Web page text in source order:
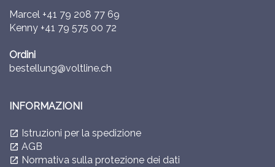
Marcel +41 79 208 77 69
Kenny +41 79 575 00 72
Ordini
bestellung@voltline.ch
INFORMAZIONI
launch Istruzioni per la spedizione
launch AGB
launch Normativa sulla protezione dei dati